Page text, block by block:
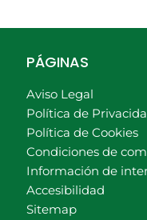
PÁGINAS
Aviso Legal
Política de
Política de Cookies
Condiciones de
Información de
Accesibilidad
Sitemap